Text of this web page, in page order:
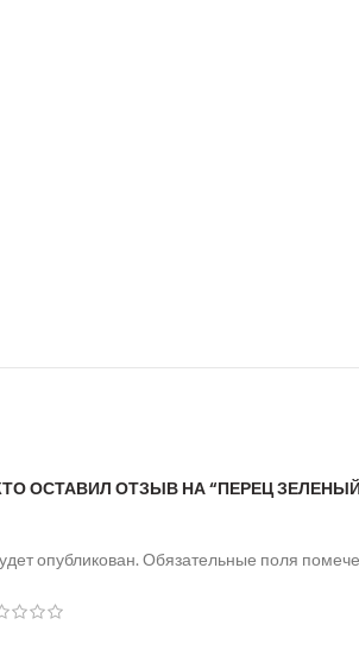
ОСТАВИЛ ОТЗЫВ НА “ПЕРЕЦ
опубликован. Обязательные поля